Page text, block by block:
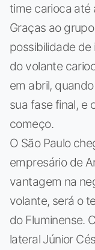
time carioca até
Graças ao
possibilidade
do volante
em abril,
sua fase final, e
começo.
O São Paulo
empresário de
vantagem na
volante, será o
do Fluminense.
lateral Júnior